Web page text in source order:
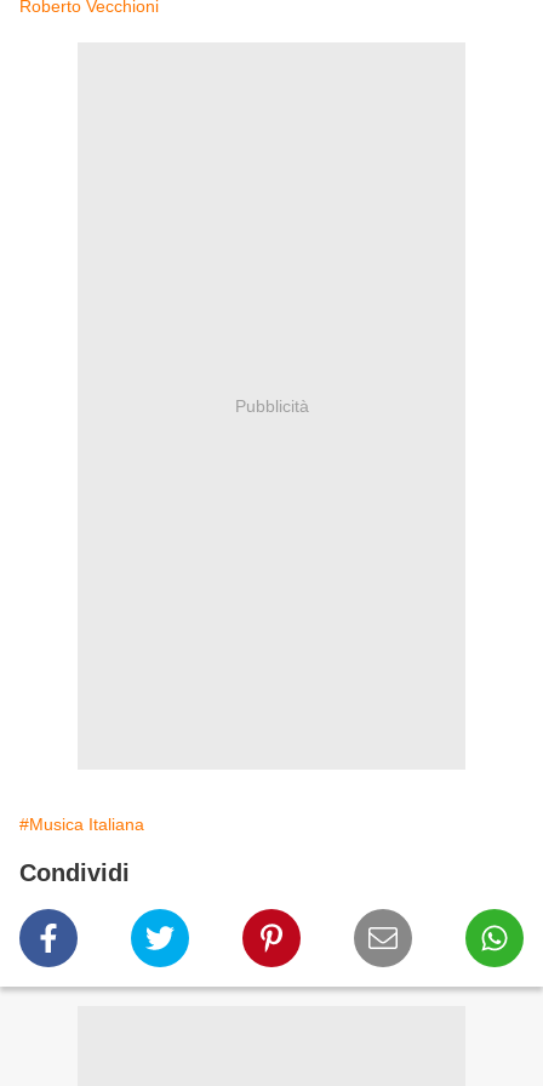
Roberto Vecchioni
Pubblicità
#Musica Italiana
Condividi